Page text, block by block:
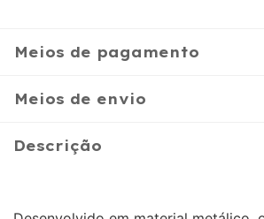
Meios de pagamento
Meios de envio
Descrição